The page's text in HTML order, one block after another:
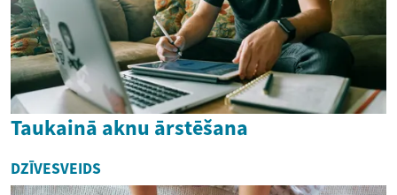
Taukainā aknu ārstēšana
DZĪVESVEIDS